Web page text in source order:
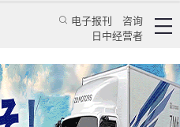
电子报刊
咨询
日中经营者